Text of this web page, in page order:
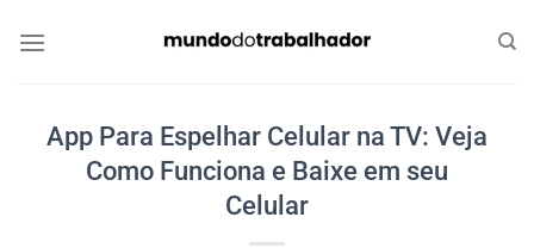
App Para Espelhar Celular na TV: Veja
Como Funciona e Baixe em seu
Celular